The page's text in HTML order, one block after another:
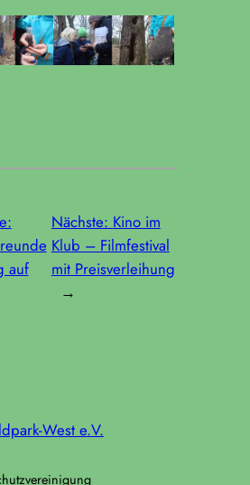
auf
Nächste: Kino im
Klub – Filmfestival
mit Preisverleihung
→
West e.V.